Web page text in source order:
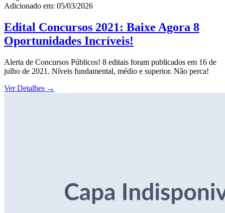
Adicionado em: 05/03/2026
Edital Concursos 2021: Baixe Agora 8
Oportunidades Incríveis!
Alerta de Concursos Públicos! 8 editais foram publicados em 16 de
julho de 2021. Níveis fundamental, médio e superior. Não perca!
Ver Detalhes →